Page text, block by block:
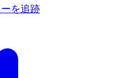
を追跡